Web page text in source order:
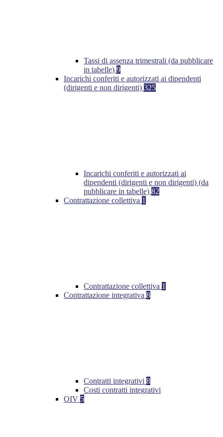
Tassi di assenza trimestrali (da pubblicare
in tabelle) 9
Incarichi conferiti e autorizzati ai dipendenti
(dirigenti e non dirigenti) 325
Incarichi conferiti e autorizzati ai
dipendenti (dirigenti e non dirigenti) (da
pubblicare in tabelle) 82
Contrattazione collettiva 1
Contrattazione collettiva 1
Contrattazione integrativa 8
Contratti integrativi 8
Costi contratti integrativi
OIV 5